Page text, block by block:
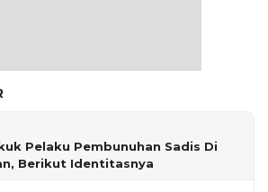
Pelaku Pembunuhan Sadis Di
Berikut Identitasnya